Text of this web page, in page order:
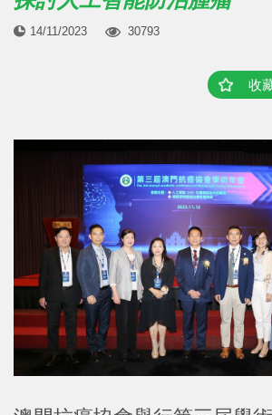
14/11/2023 30793
收